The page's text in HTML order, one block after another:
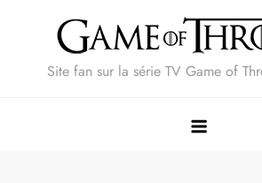
Site fan sur la série TV Game of